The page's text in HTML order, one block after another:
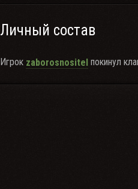
Личный состав
Игрок zaborosnositel покинул